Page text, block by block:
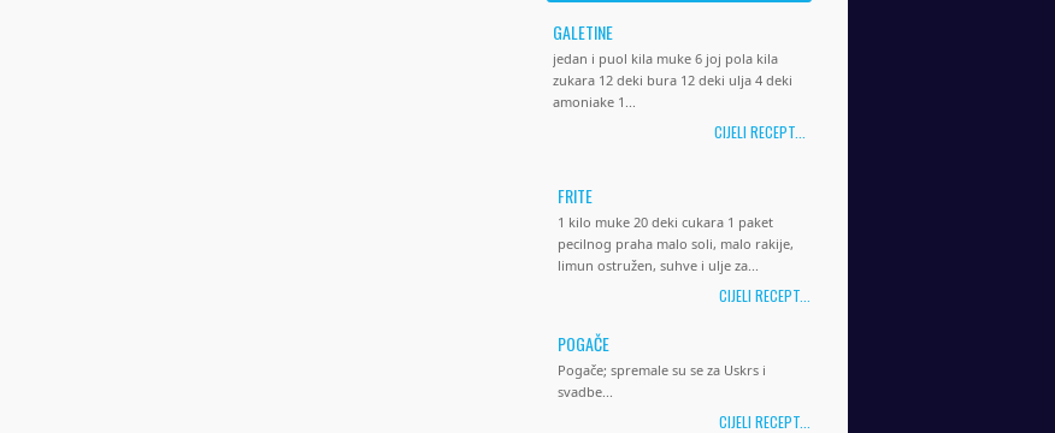
GALETINE
jedan i puol kila muke 6 joj pola kila
zukara 12 deki bura 12 deki ulja 4 deki
amoniake 1...
CIJELI RECEPT...
FRITE
1 kilo muke 20 deki cukara 1 paket
pecilnog praha malo soli, malo rakije,
limun ostružen, suhve i ulje za...
CIJELI RECEPT...
POGAČE
Pogače; spremale su se za Uskrs i
svadbe...
CIJELI RECEPT...